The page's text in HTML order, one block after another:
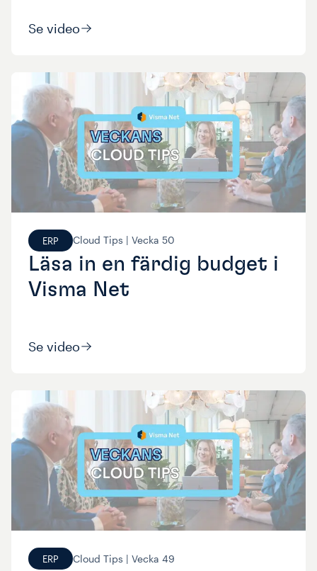
Se video
ERP Cloud Tips | Vecka 50
Läsa in en färdig budget i
Visma Net
Se video
ERP Cloud Tips | Vecka 49